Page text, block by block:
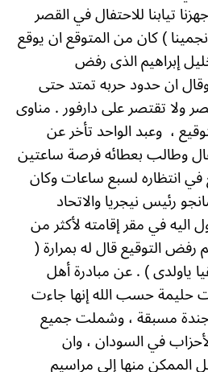
تيابنا للاحتفال في القصر
) كان من المتوقع ان يوقع
إبراهيم الذى رفض
ان حدود حربه تمتد حتى
ولا تقتصر على دارفور . مناوى
، وعبد الواحد تأخر عن
وطالب بعطائه فرصة ساعتين
انتظاره لسبع ساعات وكان
رئيس نيجريا والاتحاد
اليه في مقر إقامته لأكثر من
رفض التوقيع قال له بمرارة (
ياولدى ) .عن مبادرة أهل
حليمة حسب الله إنها جاءت
مسبقة ، وشملت جميع
في السودان ، وان
الممكن منها إلى مراسيم